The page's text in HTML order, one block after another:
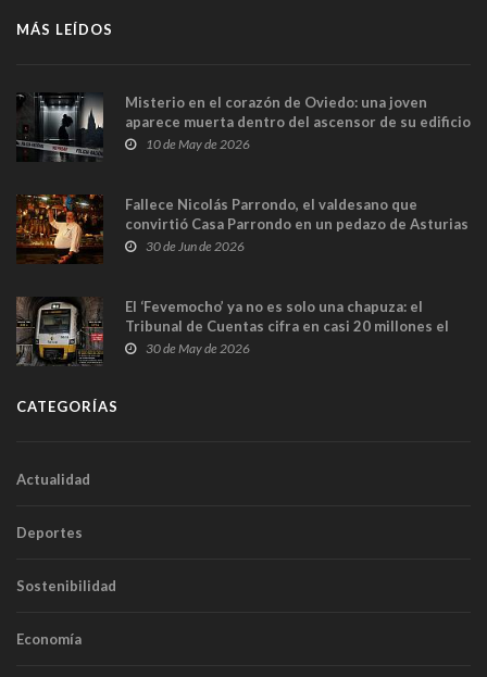
MÁS LEÍDOS
Misterio en el corazón de Oviedo: una joven
aparece muerta dentro del ascensor de su edificio
y las cámaras captan sus últimos minutos
10 de May de 2026
Fallece Nicolás Parrondo, el valdesano que
convirtió Casa Parrondo en un pedazo de Asturias
en Madrid
30 de Jun de 2026
El ‘Fevemocho’ ya no es solo una chapuza: el
Tribunal de Cuentas cifra en casi 20 millones el
sobrecoste de los trenes que no cabían por los
30 de May de 2026
CATEGORÍAS
Actualidad
Deportes
Sostenibilidad
Economía